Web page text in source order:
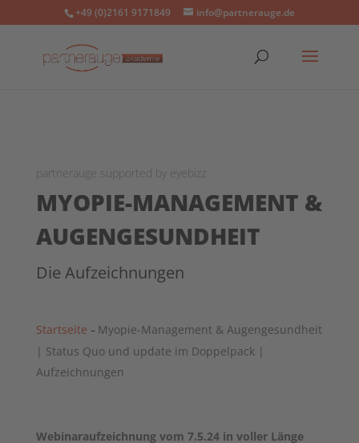
+49 (0)2161 9171849 info@partnerauge.de
partnerauge supported by eyebizz
MYOPIE-MANAGEMENT &
AUGENGESUNDHEIT
Die Aufzeichnungen
Startseite – Myopie-Management & Augengesundheit
| Status Quo und update im Doppelpack |
Aufzeichnungen
Webinaraufzeichnung vom 7.5.24 in voller Länge